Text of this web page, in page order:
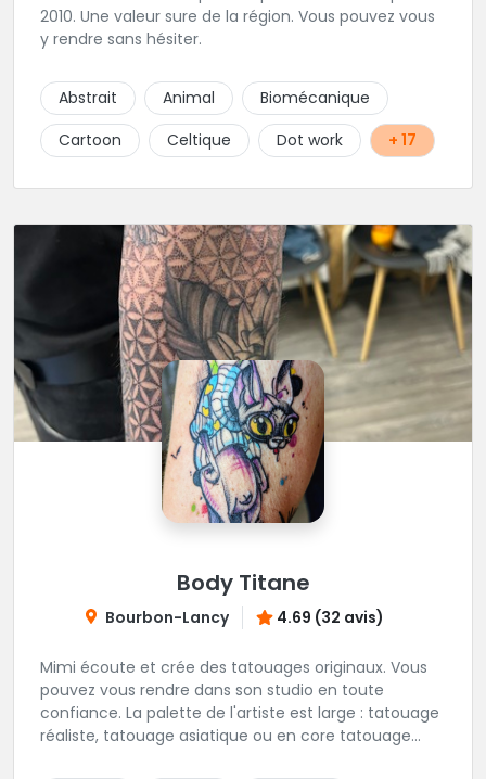
2010. Une valeur sure de la région. Vous pouvez vous
y rendre sans hésiter.
Abstrait Animal
Biomécanique
Cartoon
Celtique Dot work + 17
Body Titane
Bourbon-Lancy 4.69 (32 avis)
Mimi écoute et crée des tatouages originaux. Vous
pouvez vous rendre dans son studio en toute
confiance. La palette de l'artiste est large : tatouage
réaliste, tatouage asiatique ou en core tatouage